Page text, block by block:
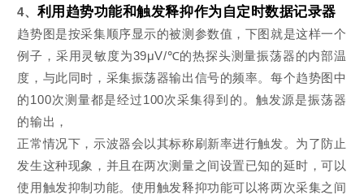
4、 利用趋势功能和触发释抑作为自定时数据记录器
趋势图是按采集顺序显示的被测参数值，下图就是这样一个
例子，采用灵敏度为39μV/℃的热探头测量振荡器的内部温
度，与此同时，采集振荡器输出信号的频率。每个趋势图中
的100次测量都是经过100次采集得到的。触发源是振荡器
的输出，
正常情况下，示波器会以其标称刷新率进行触发。为了防止
发生这种现象，并且在两次测量之间设置已知的延时，可以
使用触发抑制功能。使用触发释抑功能可以将两次采集之间